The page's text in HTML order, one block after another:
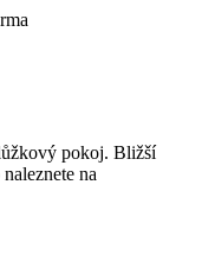
pokoj. Bližší
na